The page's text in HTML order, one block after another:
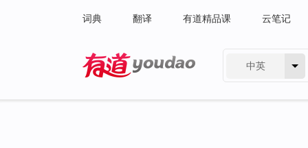
词典 翻译 有道精品课 云笔记
中英